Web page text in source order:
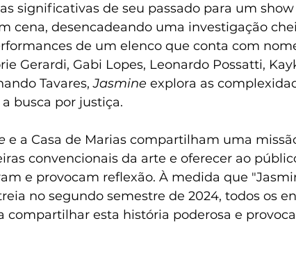
significativas de seu passado para um
cena, desencadeando uma investigação
de um elenco que conta com
Gerardi, Gabi Lopes, Leonardo Possatti,
Tavares, Jasmine explora as
busca por justiça.
e a Casa de Marias compartilham uma
convencionais da arte e oferecer ao
e provocam reflexão. À medida que
no segundo semestre de 2024, todos os
compartilhar esta história poderosa e